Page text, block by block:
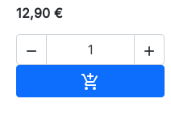
12,90 €
 
